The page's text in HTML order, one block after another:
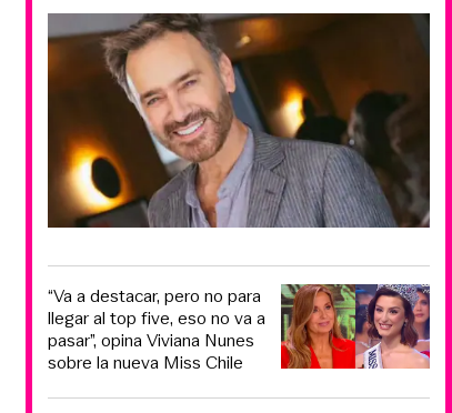
“Va a destacar, pero no para
llegar al top five, eso no va a
pasar”, opina Viviana Nunes
sobre la nueva Miss Chile